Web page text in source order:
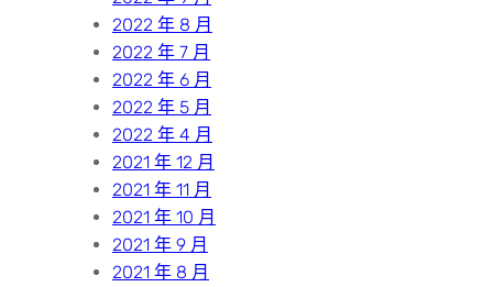
2022 年 8 月
2022 年 7 月
2022 年 6 月
2022 年 5 月
2022 年 4 月
2021 年 12 月
2021 年 11 月
2021 年 10 月
2021 年 9 月
2021 年 8 月